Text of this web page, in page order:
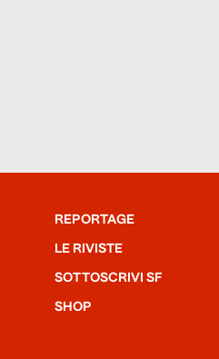
REPORTAGE
LE RIVISTE
SOTTOSCRIVI SF
SHOP